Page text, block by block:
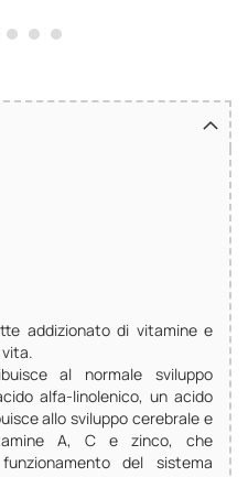
addizionato di vitamine e
al normale sviluppo
alfa-linolenico, un acido
allo sviluppo cerebrale e
A, C e zinco, che
del sistema